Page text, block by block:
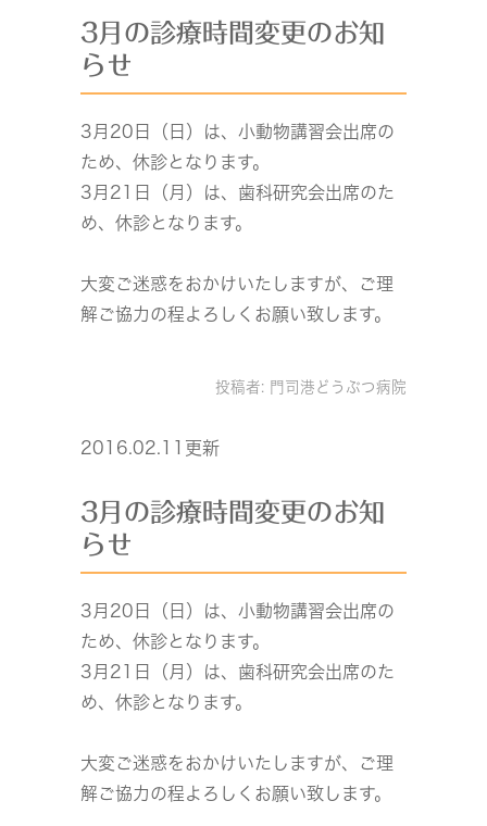
3月の診療時間変更のお知
らせ
3月20日（日）は、小動物講習会出席の
ため、休診となります。
3月21日（月）は、歯科研究会出席のた
め、休診となります。
大変ご迷惑をおかけいたしますが、ご理
解ご協力の程よろしくお願い致します。
投稿者: 門司港どうぶつ病院
2016.02.11更新
3月の診療時間変更のお知
らせ
3月20日（日）は、小動物講習会出席の
ため、休診となります。
3月21日（月）は、歯科研究会出席のた
め、休診となります。
大変ご迷惑をおかけいたしますが、ご理
解ご協力の程よろしくお願い致します。